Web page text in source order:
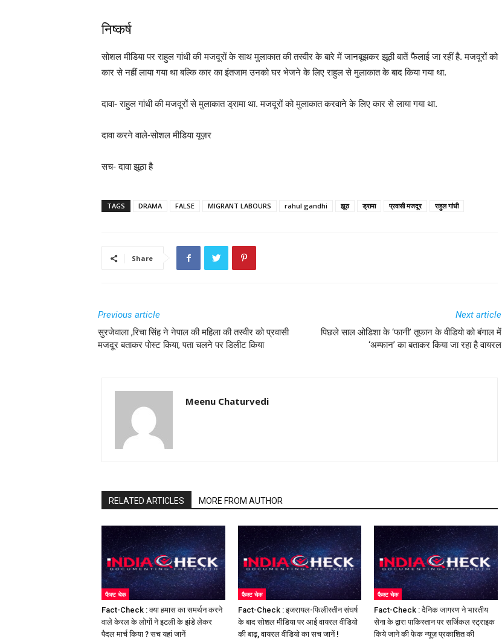
निष्कर्ष
सोशल मीडिया पर राहुल गांधी की मजदूरों के साथ मुलाकात की तस्वीर के बारे में जानबूझकर झूठी बातें फैलाई जा रहीं है. मजदूरों को
कार से नहीं लाया गया था बल्कि कार का इंतजाम उनको घर भेजने के लिए राहुल से मुलाकात के बाद किया गया था.
दावा- राहुल गांधी की मजदूरों से मुलाकात ड्रामा था. मजदूरों को मुलाकात करवाने के लिए कार से लाया गया था.
दावा करने वाले-सोशल मीडिया यूज़र
सच- दावा झूठा है
TAGS DRAMA FALSE MIGRANT LABOURS rahul gandhi झूठ ड्रामा प्रवासी मजदूर राहुल गांधी
Share
Previous article
सुरजेवाला ,रिचा सिंह ने नेपाल की महिला की तस्वीर को प्रवासी
मजदूर बताकर पोस्ट किया, पता चलने पर डिलीट किया
Next article
पिछले साल ओडिशा के ‘फानी’ तूफान के वीडियो को बंगाल में
‘अम्फान’ का बताकर किया जा रहा है वायरल
Meenu Chaturvedi
RELATED ARTICLES MORE FROM AUTHOR
फैक्ट चेक
Fact-Check : क्या हमास का समर्थन करने
वाले केरल के लोगों ने इटली के झंडे लेकर
पैदल मार्च किया ? सच यहां जानें
फैक्ट चेक
Fact-Check : इजरायल-फिलीस्तीन संघर्ष
के बाद सोशल मीडिया पर आई वायरल वीडियो
की बाढ़, वायरल वीडियो का सच जानें !
फैक्ट चेक
Fact-Check : दैनिक जागरण ने भारतीय
सेना के द्वारा पाकिस्तान पर सर्जिकल स्ट्राइक
किये जाने की फेक न्यूज़ प्रकाशित की